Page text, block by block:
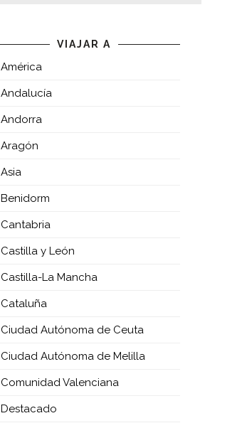
VIAJAR A
América
Andalucía
Andorra
Aragón
Asia
Benidorm
Cantabria
Castilla y León
Castilla-La Mancha
Cataluña
Ciudad Autónoma de Ceuta
Ciudad Autónoma de Melilla
Comunidad Valenciana
Destacado